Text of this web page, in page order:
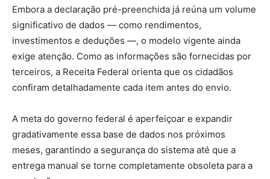
Embora a declaração pré-preenchida já reúna um volume
significativo de dados — como rendimentos,
investimentos e deduções —, o modelo vigente ainda
exige atenção. Como as informações são fornecidas por
terceiros, a Receita Federal orienta que os cidadãos
confiram detalhadamente cada item antes do envio.
A meta do governo federal é aperfeiçoar e expandir
gradativamente essa base de dados nos próximos
meses, garantindo a segurança do sistema até que a
entrega manual se torne completamente obsoleta para a